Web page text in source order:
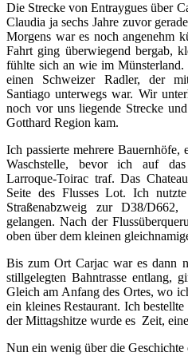
Die Strecke von Entraygues über
Claudia ja sechs Jahre zuvor
Morgens war es noch angenehm
Fahrt ging überwiegend bergab,
fühlte sich an wie im
einen Schweizer Radler, der
Santiago unterwegs war. Wir
noch vor uns liegende Strecke
Gotthard Region kam.
Ich passierte mehrere Bauernhöfe,
Waschstelle, bevor ich auf
Larroque-Toirac traf. Das
Seite des Flusses Lot. Ich
Straßenabzweig zur D38/
gelangen. Nach der
oben über dem kleinen
Bis zum Ort Carjac war es dann
stillgelegten Bahntrasse entlang,
Gleich am Anfang des Ortes, wo
ein kleines Restaurant. Ich
der Mittagshitze wurde es Zeit,
Nun ein wenig über die Geschichte